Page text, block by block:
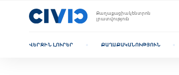
Քաղաքացիակենտրոն
լրատվություն
ՎԵՐՋԻՆ ԼՈՒՐԵՐ ՔԱՂԱՔԱԿԱՆՈՒԹՅՈՒՆ